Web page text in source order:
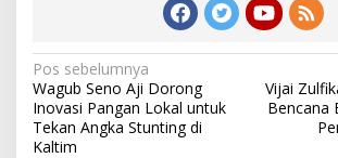
Navigasi
pos
Pos sebelumnya
Wagub Seno Aji Dorong
Inovasi Pangan Lokal untuk
Tekan Angka Stunting di
Kaltim
Vijai
Bencana